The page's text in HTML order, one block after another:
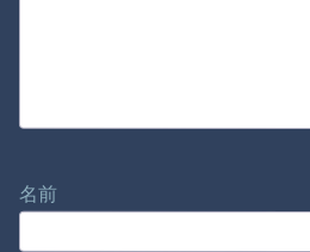
名前